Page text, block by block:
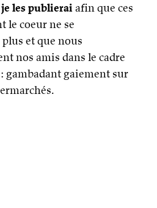
les publierai afin que ces
le coeur ne se
et que nous
nos amis dans le cadre
gaiement sur